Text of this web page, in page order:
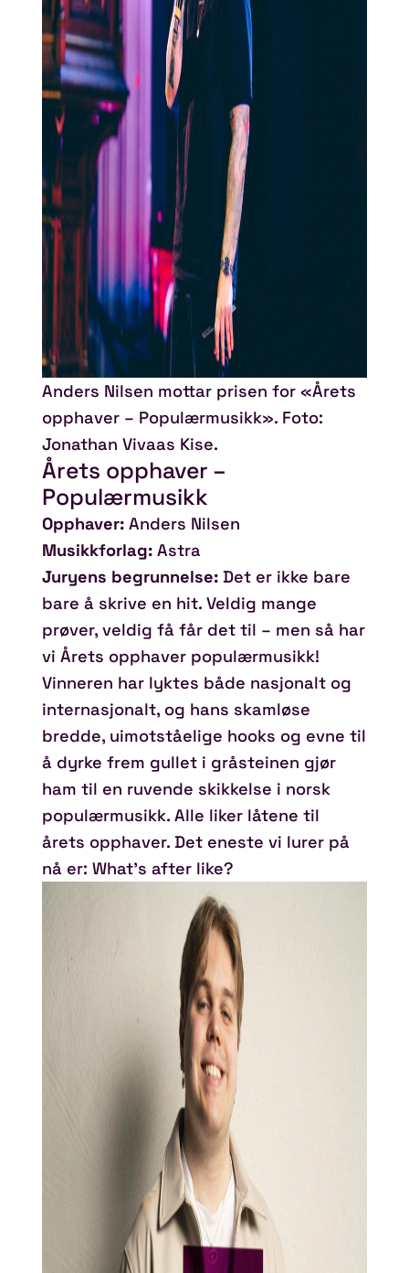
Anders Nilsen mottar prisen for «Årets
opphaver – Populærmusikk». Foto:
Jonathan Vivaas Kise.
Årets opphaver –
Populærmusikk
Opphaver: Anders Nilsen
Musikkforlag: Astra
Juryens begrunnelse:Det er ikke bare
bare å skrive en hit. Veldig mange
prøver, veldig få får det til – men så har
vi Årets opphaver populærmusikk!
Vinneren har lyktes både nasjonalt og
internasjonalt, og hans skamløse
bredde, uimotståelige hooks og evne til
å dyrke frem gullet i gråsteinen gjør
ham til en ruvende skikkelse i norsk
populærmusikk. Alle liker låtene til
årets opphaver. Det eneste vi lurer på
nå er: What’s after like?